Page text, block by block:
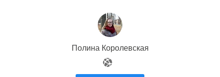
Полина Королевская